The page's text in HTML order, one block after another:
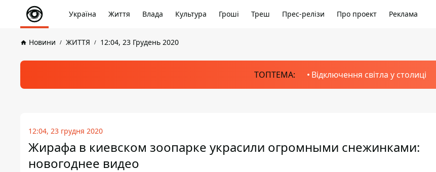
Україна Життя Влада Культура Гроші Треш Прес-релізи Про проект Реклама
Новини ЖИТТЯ 12:04, 23 Грудень 2020
ТОПТЕМА: Відключення світла у столиці
12:04, 23 грудня 2020
Жирафа в киевском зоопарке украсили огромными снежинками:
новогоднее видео